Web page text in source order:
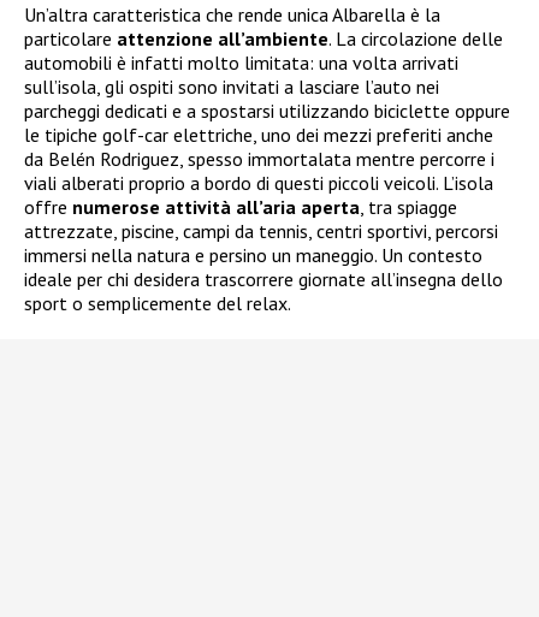
Un’altra caratteristica che rende unica Albarella è la
particolare attenzione all’ambiente. La circolazione delle
automobili è infatti molto limitata: una volta arrivati
sull’isola, gli ospiti sono invitati a lasciare l’auto nei
parcheggi dedicati e a spostarsi utilizzando biciclette oppure
le tipiche golf-car elettriche, uno dei mezzi preferiti anche
da Belén Rodriguez, spesso immortalata mentre percorre i
viali alberati proprio a bordo di questi piccoli veicoli. L’isola
offre numerose attività all’aria aperta , tra spiagge
attrezzate, piscine, campi da tennis, centri sportivi, percorsi
immersi nella natura e persino un maneggio. Un contesto
ideale per chi desidera trascorrere giornate all’insegna dello
sport o semplicemente del relax.